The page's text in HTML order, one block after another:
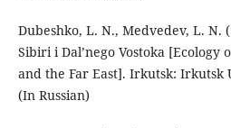
Dubeshko, L. N., Medvedev, L. N.
Sibiri i Dal’nego Vostoka [Ecology
and the Far East]. Irkutsk: Irkutsk
(In Russian)